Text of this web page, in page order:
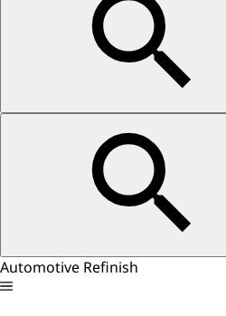
Automotive Refinish